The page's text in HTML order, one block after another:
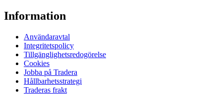
Information
Användaravtal
Integritetspolicy
Tillgänglighetsredogörelse
Cookies
Jobba på Tradera
Hållbarhetsstrategi
Traderas frakt